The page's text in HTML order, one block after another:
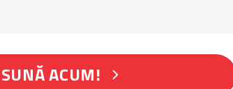
SUNĂ ACUM!